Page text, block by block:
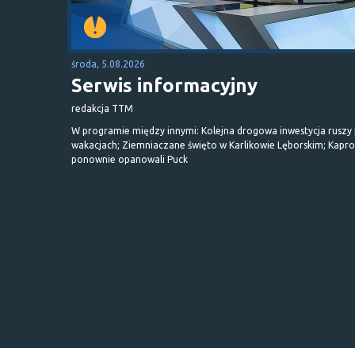
środa, 5.08.2026
Serwis informacyjny
redakcja TTM
W programie między innymi: Kolejna drogowa inwestycja ruszy
wakacjach; Ziemniaczane święto w Karlikowie Lęborskim;
ponownie opanowali Puck